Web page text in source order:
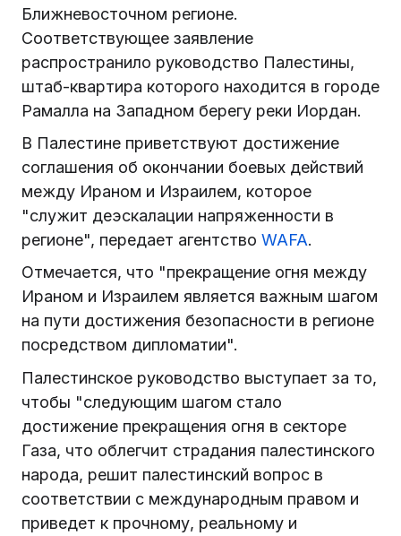
Ближневосточном регионе.
Соответствующее заявление
распространило руководство Палестины,
штаб-квартира которого находится в городе
Рамалла на Западном берегу реки Иордан.
В Палестине приветствуют достижение
соглашения об окончании боевых действий
между Ираном и Израилем, которое
"служит деэскалации напряженности в
регионе", передает агентство WAFA.
Отмечается, что "прекращение огня между
Ираном и Израилем является важным шагом
на пути достижения безопасности в регионе
посредством дипломатии".
Палестинское руководство выступает за то,
чтобы "следующим шагом стало
достижение прекращения огня в секторе
Газа, что облегчит страдания палестинского
народа, решит палестинский вопрос в
соответствии с международным правом и
приведет к прочному, реальному и